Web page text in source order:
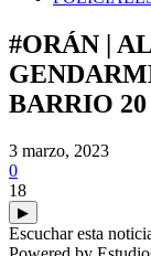
#ORÁN |
BARRIO
3 marzo, 2023
0
18
▶
Escuchar esta